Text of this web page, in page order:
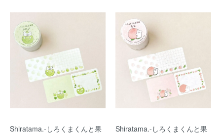
Shiratama.-しろくまくんと果
Shiratama.-しろくまくんと果